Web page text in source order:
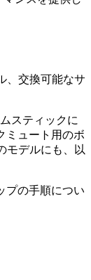
、交換可能なサ
スティックに
ミュート用のボ
モデルにも、以
プの手順につい